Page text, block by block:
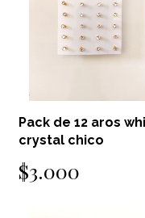
Pack de 12 aros
crystal chico
$3.000